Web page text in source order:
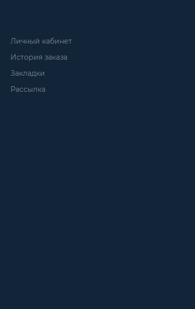
Личный кабинет
История заказа
Закладки
Рассылка